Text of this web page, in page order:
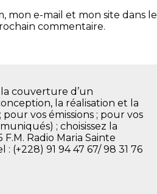
mon e-mail et mon site dans le
commentaire.
couverture d’un
la réalisation et la
vos émissions ; pour vos
; choisissez la
Radio Maria Sainte
: (+228) 91 94 47 67/ 98 31 76